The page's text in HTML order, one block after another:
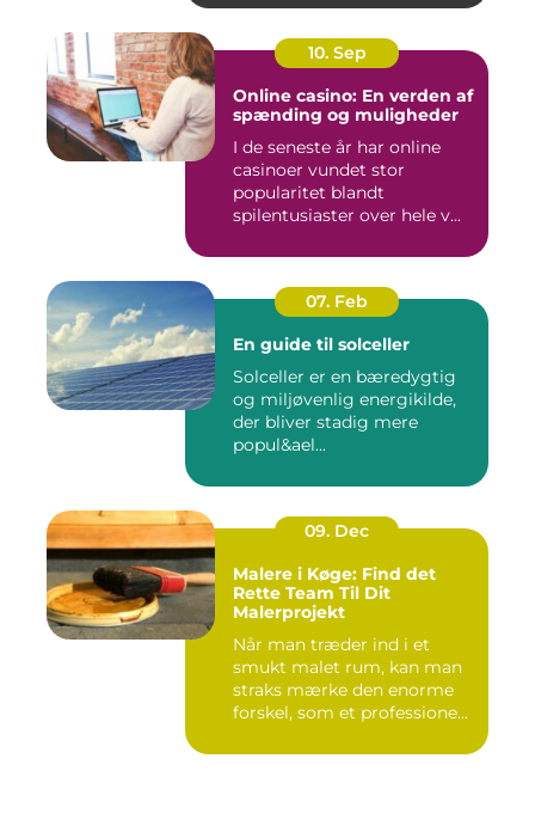
10. Sep
Online casino: En verden af
spænding og muligheder
I de seneste år har online
casinoer vundet stor
popularitet blandt
spilentusiaster over hele v...
07. Feb
En guide til solceller
Solceller er en bæredygtig
og miljøvenlig energikilde,
der bliver stadig mere
popul&ael...
09. Dec
Malere i Køge: Find det
Rette Team Til Dit
Malerprojekt
Når man træder ind i et
smukt malet rum, kan man
straks mærke den enorme
forskel, som et professione...